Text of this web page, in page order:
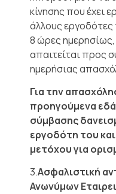
κίνησης που έχει
άλλους εργοδότες
8 ώρες
απαιτείται προς
ημερήσιας
Για την
προηγούμενα
σύμβασης
εργοδότη του
μετόχου για
3.Ασφαλιστική
Ανωνύμων